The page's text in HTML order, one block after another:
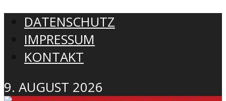
DATENSCHUTZ
IMPRESSUM
KONTAKT
9. AUGUST 2026